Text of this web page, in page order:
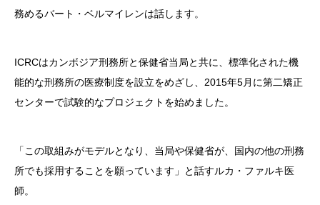
務めるバート・ベルマイレンは話します。
ICRCはカンボジア刑務所と保健省当局と共に、標準化された機
能的な刑務所の医療制度を設立をめざし、2015年5月に第二矯正
センターで試験的なプロジェクトを始めました。
「この取組みがモデルとなり、当局や保健省が、国内の他の刑務
所でも採用することを願っています」と話すルカ・ファルキ医
師。